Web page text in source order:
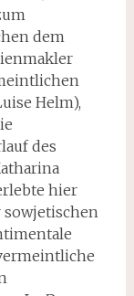
dem
Helm),
des
hier
sowjetischen